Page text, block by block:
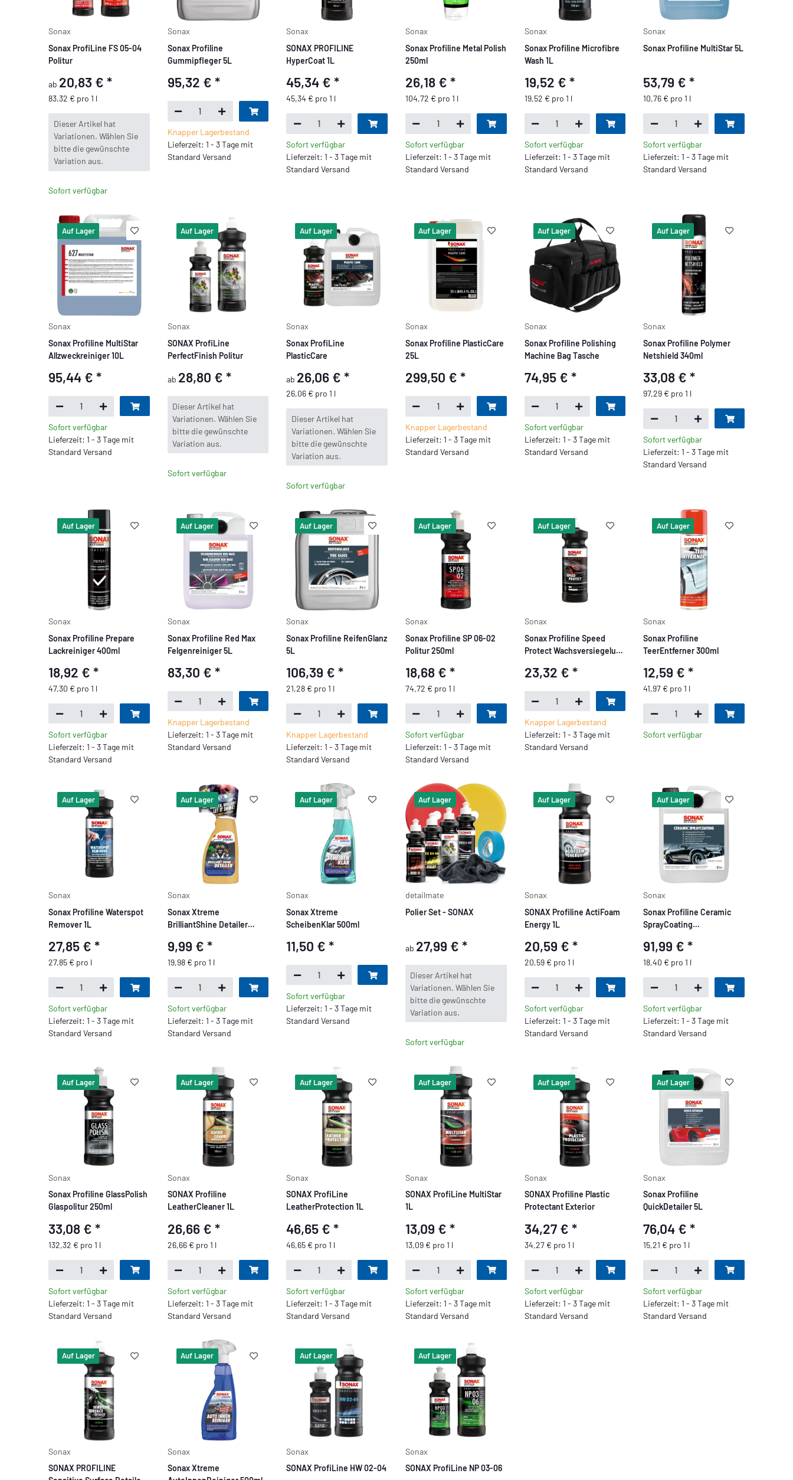
Sonax
Sonax ProfiLine FS 05-04
Politur
ab 20,83 €*
83,32 € pro 1 l
x
Dieser Artikel hat
Variationen. Wählen Sie
bitte die gewünschte
Variation aus.
Sofort verfügbar
Sonax
Sonax Profiline
Gummipfleger 5L
95,32 € *
Knapper Lagerbestand
Lieferzeit: 1 - 3 Tage mit
Standard Versand
Sonax
SONAX PROFILINE
HyperCoat 1L
45,34 €*
45,34 € pro 1 l
Sofort verfügbar
Lieferzeit: 1 - 3 Tage mit
Standard Versand
Sonax
Sonax Profiline Metal Polish
250ml
26,18 € *
104,72 € pro 1 l
Sofort verfügbar
Lieferzeit: 1 - 3 Tage mit
Standard Versand
Sonax
Sonax Profiline Microfibre
Wash 1L
19,52 € *
19,52 € pro 1 l
Sofort verfügbar
Lieferzeit: 1 - 3 Tage mit
Standard Versand
Sonax
Sonax Profiline MultiStar 5L
53,79 €*
10,76 € pro 1 l
Sofort verfügbar
Lieferzeit: 1 - 3 Tage mit
Standard Versand
Auf Lager
Sonax
Sonax Profiline MultiStar
Allzweckreiniger 10L
95,44 €*
Sofort verfügbar
Lieferzeit: 1 - 3 Tage mit
Standard Versand
Auf Lager
Sonax
SONAX ProfiLine
PerfectFinish Politur
ab 28,80 € *
x
Dieser Artikel hat
Variationen. Wählen Sie
bitte die gewünschte
Variation aus.
Sofort verfügbar
Auf Lager
Sonax
Sonax ProfiLine
PlasticCare
ab 26,06 €*
26,06 € pro 1 l
x
Dieser Artikel hat
Variationen. Wählen Sie
bitte die gewünschte
Variation aus.
Sofort verfügbar
Auf Lager
Sonax
Sonax Profiline PlasticCare
25L
299,50 € *
Knapper Lagerbestand
Lieferzeit: 1 - 3 Tage mit
Standard Versand
Auf Lager
Sonax
Sonax Profiline Polishing
Machine Bag Tasche
74,95 € *
Sofort verfügbar
Lieferzeit: 1 - 3 Tage mit
Standard Versand
Auf Lager
Sonax
Sonax Profiline Polymer
Netshield 340ml
33,08 €*
97,29 € pro 1 l
Sofort verfügbar
Lieferzeit: 1 - 3 Tage mit
Standard Versand
Auf Lager
Sonax
Sonax Profiline Prepare
Lackreiniger 400ml
18,92 €*
47,30 € pro 1 l
Sofort verfügbar
Lieferzeit: 1 - 3 Tage mit
Standard Versand
Auf Lager
Sonax
Sonax Profiline Red Max
Felgenreiniger 5L
83,30 € *
Knapper Lagerbestand
Lieferzeit: 1 - 3 Tage mit
Standard Versand
Auf Lager
Sonax
Sonax Profiline ReifenGlanz
5L
106,39 €*
21,28 € pro 1 l
Knapper Lagerbestand
Lieferzeit: 1 - 3 Tage mit
Standard Versand
Auf Lager
Sonax
Sonax Profiline SP 06-02
Politur 250ml
18,68 € *
74,72 € pro 1 l
Sofort verfügbar
Lieferzeit: 1 - 3 Tage mit
Standard Versand
Auf Lager
Sonax
Sonax Profiline Speed
Protect Wachsversiegelung
23,32 € *
Knapper Lagerbestand
Lieferzeit: 1 - 3 Tage mit
Standard Versand
Auf Lager
Sonax
Sonax Profiline
TeerEntferner 300ml
12,59 €*
41,97 € pro 1 l
Sofort verfügbar
Auf Lager
Sonax
Sonax Profiline Waterspot
Remover 1L
27,85 €*
27,85 € pro l
Sofort verfügbar
Lieferzeit: 1 - 3 Tage mit
Standard Versand
Auf Lager
Sonax
Sonax Xtreme
BrilliantShine Detailer
9,99 € *
19,98 € pro 1 l
Sofort verfügbar
Lieferzeit: 1 - 3 Tage mit
Standard Versand
Auf Lager
Sonax
Sonax Xtreme
ScheibenKlar 500ml
11,50 €*
Sofort verfügbar
Lieferzeit: 1 - 3 Tage mit
Standard Versand
Auf Lager
detailmate
Polier Set - SONAX
ab 27,99 € *
x
Dieser Artikel hat
Variationen. Wählen Sie
bitte die gewünschte
Variation aus.
Sofort verfügbar
Auf Lager
Sonax
SONAX Profiline ActiFoam
Energy 1L
20,59 € *
20,59 € pro 1 l
Sofort verfügbar
Lieferzeit: 1 - 3 Tage mit
Standard Versand
Auf Lager
Sonax
Sonax Profiline Ceramic
SprayCoating
91,99 €*
18,40 € pro 1 l
Sofort verfügbar
Lieferzeit: 1 - 3 Tage mit
Standard Versand
Auf Lager
Sonax
Sonax Profiline GlassPolish
Glaspolitur 250ml
33,08 €*
132,32 € pro 1 l
Sofort verfügbar
Lieferzeit: 1 - 3 Tage mit
Standard Versand
Auf Lager
Sonax
SONAX Profiline
LeatherCleaner 1L
26,66 € *
26,66 € pro 1 l
Sofort verfügbar
Lieferzeit: 1 - 3 Tage mit
Standard Versand
Auf Lager
Sonax
SONAX ProfiLine
LeatherProtection 1L
46,65 €*
46,65 € pro 1 l
Sofort verfügbar
Lieferzeit: 1 - 3 Tage mit
Standard Versand
Auf Lager
Sonax
SONAX ProfiLine MultiStar
1L
13,09 € *
13,09 € pro 1 l
Sofort verfügbar
Lieferzeit: 1 - 3 Tage mit
Standard Versand
Auf Lager
Sonax
SONAX Profiline Plastic
Protectant Exterior
34,27 € *
34,27 € pro 1 l
Sofort verfügbar
Lieferzeit: 1 - 3 Tage mit
Standard Versand
Auf Lager
Sonax
Sonax Profiline
QuickDetailer 5L
76,04 €*
15,21 € pro 1 l
Sofort verfügbar
Lieferzeit: 1 - 3 Tage mit
Standard Versand
Auf Lager
Sonax
SONAX PROFILINE
Auf Lager
Sonax
Sonax Xtreme
Auf Lager
Sonax
SONAX ProfiLine HW 02-04
Auf Lager
Sonax
SONAX ProfiLine NP 03-06